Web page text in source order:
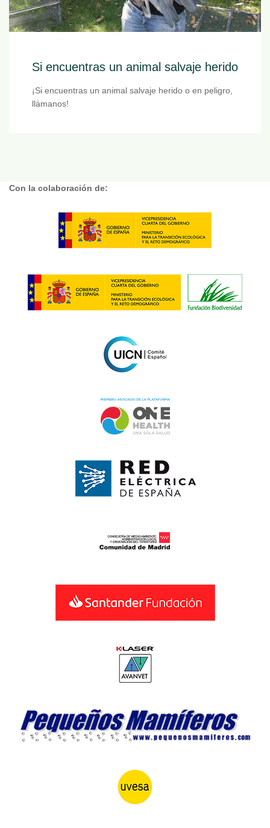
Si encuentras un animal salvaje herido
¡Si encuentras un animal salvaje herido o en peligro,
llámanos!
Con la colaboración de: